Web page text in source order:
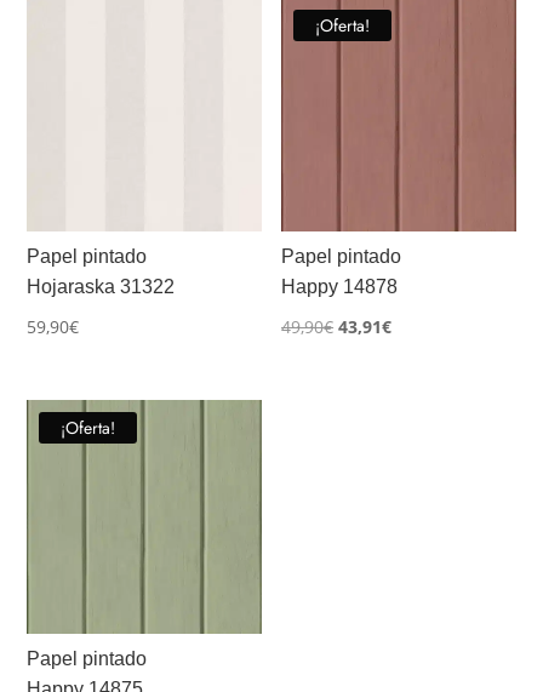
Papel pintado
Hojaraska 31322
59,90€
¡Oferta!
Papel pintado
Happy 14878
49,90€ El
43,91€El
¡Oferta!
Papel pintado